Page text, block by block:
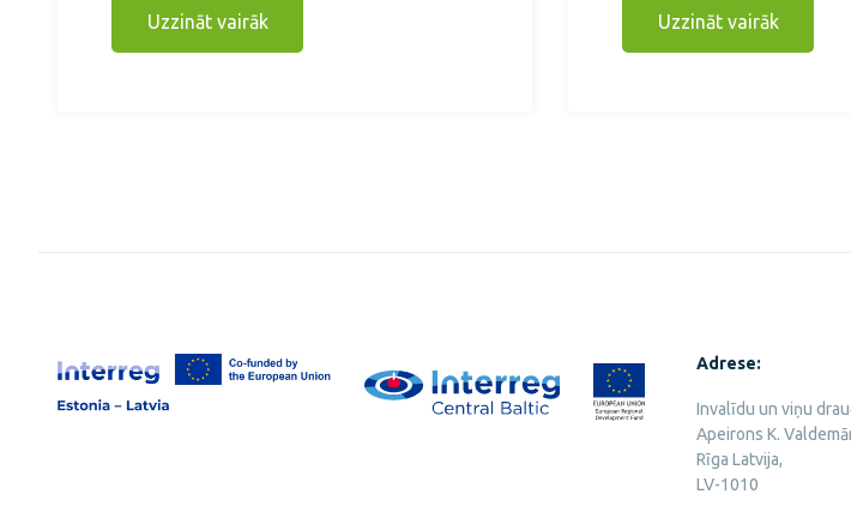
Uzzināt vairāk Uzzināt vairāk
Adrese:
Invalīdu un viņu
Apeirons K.
Rīga Latvija,
LV-1010